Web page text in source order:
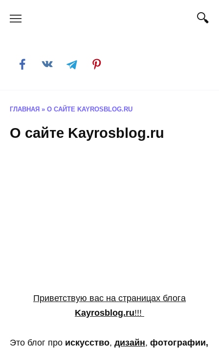
ГЛАВНАЯ » О САЙТЕ KAYROSBLOG.RU
О сайте Kayrosblog.ru
Приветствую вас на страницах блога
Kayrosblog.ru!!!
Это блог про искусство, дизайн, фотографии,